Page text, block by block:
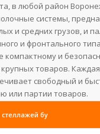
в любой район
системы,
и средних грузов, и
и фронтального
компактному и
товаров.
свободный и
или партии товаров.
бу